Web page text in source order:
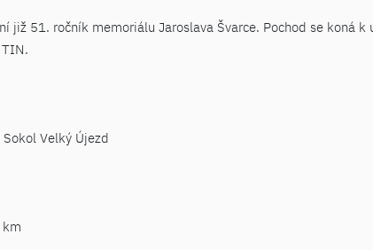
již 51. ročník memoriálu Jaroslava Švarce. Pochod se koná
Velký Újezd